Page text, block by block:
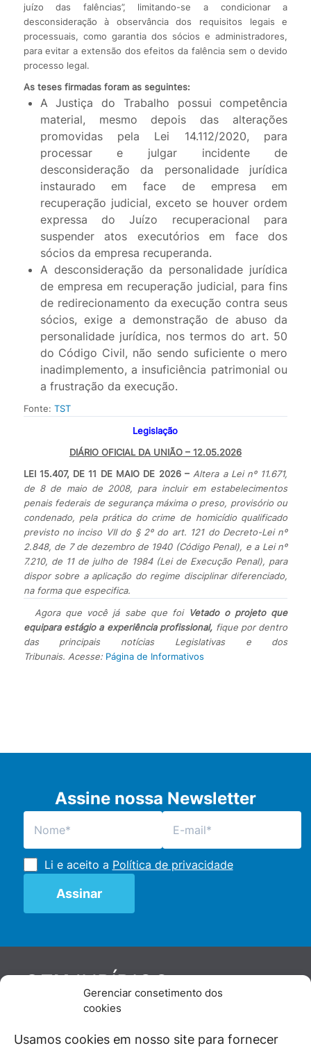
Gerenciar consetimento dos
cookies
Usamos cookies em nosso site para fornecer
juízo das falências”, limitando-se a condicionar a
desconsideração à observância dos requisitos legais e
processuais, como garantia dos sócios e administradores,
para evitar a extensão dos efeitos da falência sem o devido
processo legal.
As teses firmadas foram as seguintes:
A Justiça do Trabalho possui competência
material, mesmo depois das alterações
promovidas pela Lei 14.112/2020, para
processar e julgar incidente de
desconsideração da personalidade jurídica
instaurado em face de empresa em
recuperação judicial, exceto se houver ordem
expressa do Juízo recuperacional para
suspender atos executórios em face dos
sócios da empresa recuperanda.
A desconsideração da personalidade jurídica
de empresa em recuperação judicial, para fins
de redirecionamento da execução contra seus
sócios, exige a demonstração de abuso da
personalidade jurídica, nos termos do art. 50
do Código Civil, não sendo suficiente o mero
inadimplemento, a insuficiência patrimonial ou
a frustração da execução.
Fonte: TST
Legislação
DIÁRIO OFICIAL DA UNIÃO – 12.05.2026
LEI 15.407, DE 11 DE MAIO DE 2026 – Altera a Lei nº 11.671,
de 8 de maio de 2008, para incluir em estabelecimentos
penais federais de segurança máxima o preso, provisório ou
condenado, pela prática do crime de homicídio qualificado
previsto no inciso VII do § 2º do art. 121 do Decreto-Lei nº
2.848, de 7 de dezembro de 1940 (Código Penal), e a Lei nº
7.210, de 11 de julho de 1984 (Lei de Execução Penal), para
dispor sobre a aplicação do regime disciplinar diferenciado,
na forma que especifica.
Agora que você já sabe que foi Vetado o projeto que
equipara estágio a experiência profissional, fique por dentro
das principais notícias Legislativas e dos
Tribunais. Acesse: Página de Informativos
Assine nossa Newsletter
Li e aceito a Política de privacidade
GENJURÍDICO
De maneira independente, os autores e
juristas e doutrinadores nacionais, se posicionam